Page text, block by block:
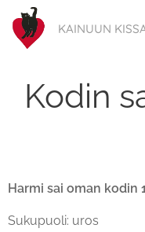
KAINUUN
Kodin
Harmi sai oman kodin
Sukupuoli: uros